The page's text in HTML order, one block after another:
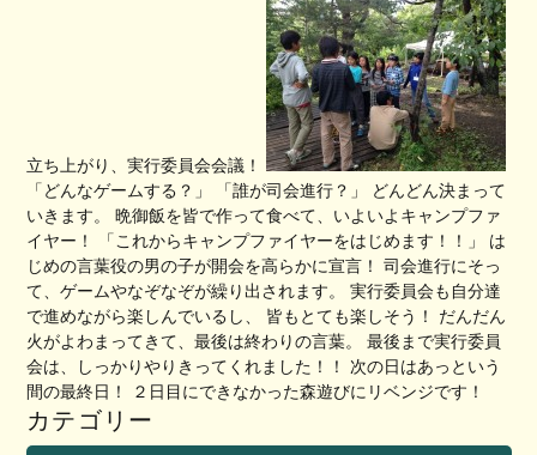
立ち上がり、実行委員会会議！
「どんなゲームする？」 「誰が司会進行？」 どんどん決まって
いきます。 晩御飯を皆で作って食べて、いよいよキャンプファ
イヤー！ 「これからキャンプファイヤーをはじめます！！」 は
じめの言葉役の男の子が開会を高らかに宣言！ 司会進行にそっ
て、ゲームやなぞなぞが繰り出されます。 実行委員会も自分達
で進めながら楽しんでいるし、 皆もとても楽しそう！ だんだん
火がよわまってきて、最後は終わりの言葉。 最後まで実行委員
会は、しっかりやりきってくれました！！ 次の日はあっという
間の最終日！ ２日目にできなかった森遊びにリベンジです！
カテゴリー